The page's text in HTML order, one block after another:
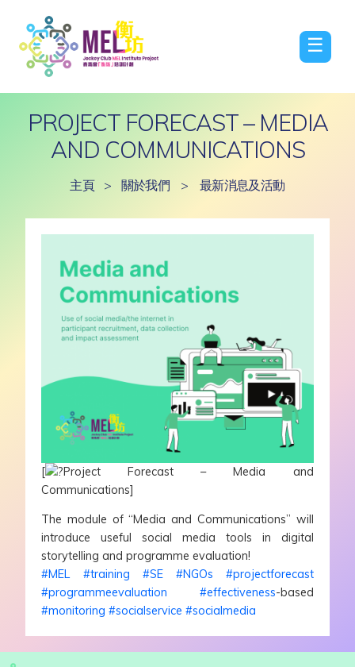
☰
PROJECT FORECAST – MEDIA
AND COMMUNICATIONS
主頁 > 關於我們 > 最新消息及活動
[
Project Forecast – Media and
Communications]
The module of “Media and Communications” will
introduce useful social media tools in digital
storytelling and programme evaluation!
#MEL
#training #SE #NGOs
#projectforecast
#programmeevaluation
#effectiveness-based
#monitoring #socialservice #socialmedia